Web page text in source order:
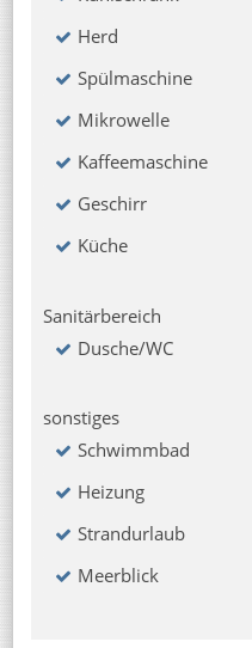
Herd
Spülmaschine
Mikrowelle
Kaffeemaschine
Geschirr
Küche
Sanitärbereich
Dusche/WC
sonstiges
Schwimmbad
Heizung
Strandurlaub
Meerblick